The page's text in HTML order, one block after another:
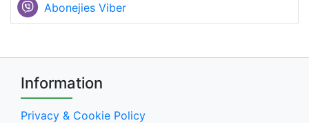
Abonejies Viber
Information
Privacy & Cookie Policy